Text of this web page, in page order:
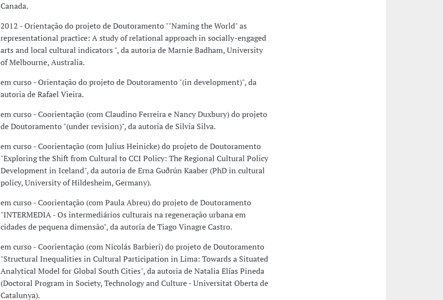
Canada.
2012 - Orientação do projeto de Doutoramento ""Naming the World" as
representational practice: A study of relational approach in socially-engaged
arts and local cultural indicators ", da autoria de Marnie Badham, University
of Melbourne, Australia.
em curso - Orientação do projeto de Doutoramento "(in development)", da
autoria de Rafael Vieira.
em curso - Coorientação (com Claudino Ferreira e Nancy Duxbury) do projeto
de Doutoramento "(under revision)", da autoria de Silvia Silva.
em curso - Coorientação (com Julius Heinicke) do projeto de Doutoramento
"Exploring the Shift from Cultural to CCI Policy: The Regional Cultural Policy
Development in Iceland", da autoria de Erna Guðrún Kaaber (PhD in cultural
policy, University of Hildesheim, Germany).
em curso - Coorientação (com Paula Abreu) do projeto de Doutoramento
"INTERMEDIA - Os intermediários culturais na regeneração urbana em
cidades de pequena dimensão", da autoria de Tiago Vinagre Castro.
em curso - Coorientação (com Nicolás Barbieri) do projeto de Doutoramento
"Structural Inequalities in Cultural Participation in Lima: Towards a Situated
Analytical Model for Global South Cities", da autoria de Natalia Elías Pineda
(Doctoral Program in Society, Technology and Culture - Universitat Oberta de
Catalunya).